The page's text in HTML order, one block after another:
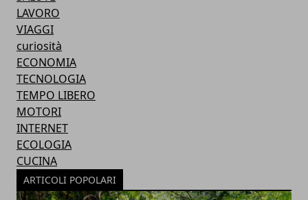
LAVORO
VIAGGI
curiosità
ECONOMIA
TECNOLOGIA
TEMPO LIBERO
MOTORI
INTERNET
ECOLOGIA
CUCINA
ARTICOLI POPOLARI